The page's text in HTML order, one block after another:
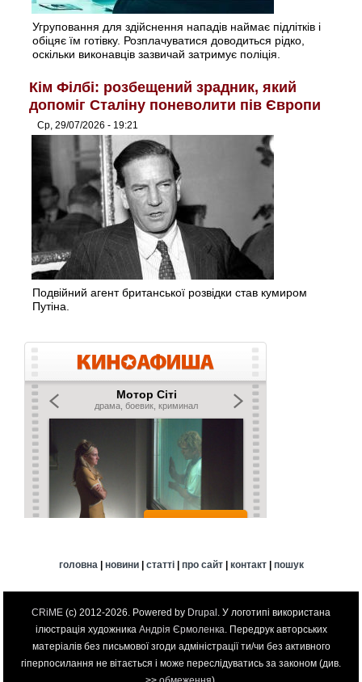
Угруповання для здійснення нападів наймає підлітків і
обіцяє їм готівку. Розплачуватися доводиться рідко,
оскільки виконавців зазвичай затримує поліція.
Кім Філбі: розбещений зрадник, який
допоміг Сталіну поневолити пів Європи
Ср, 29/07/2026 - 19:21
Подвійний агент британської розвідки став кумиром
Путіна.
головна | новини| статті| про сайт| контакт| пошук
CRiME (c) 2012-2026. Powered by Drupal . У логотипі використана
ілюстрація художника Андрія Єрмоленка . Передрук авторських
матеріалів без письмової згоди адміністрації ти/чи без активного
гіперпосилання не вітається і може переслідуватись за законом (див.